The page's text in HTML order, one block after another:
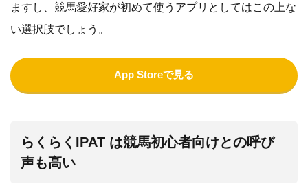
ますし、競馬愛好家が初めて使うアプリとしてはこの上な
い選択肢でしょう。
App Storeで見る
らくらくIPAT は競馬初心者向けとの呼び
声も高い